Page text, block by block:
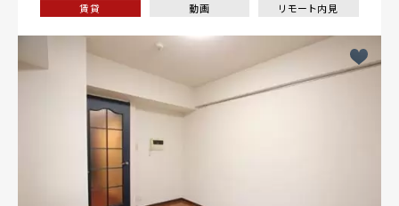
賃貸 動画 リモート内見